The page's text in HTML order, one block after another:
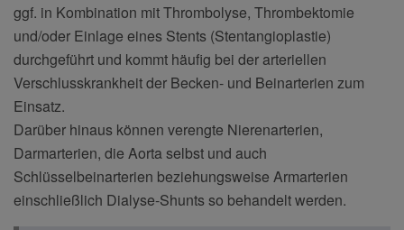
ggf. in Kombination mit Thrombolyse, Thrombektomie
und/oder Einlage eines Stents (Stentangioplastie)
durchgeführt und kommt häufig bei der arteriellen
Verschlusskrankheit der Becken- und Beinarterien zum
Einsatz.
Darüber hinaus können verengte Nierenarterien,
Darmarterien, die Aorta selbst und auch
Schlüsselbeinarterien beziehungsweise Armarterien
einschließlich Dialyse-Shunts so behandelt werden.